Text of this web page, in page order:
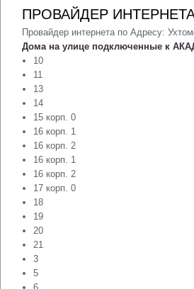
ПРОВАЙДЕР
Провайдер интернета по Адресу:
Дома на улице подключенные к
10
11
13
14
15 корп. 0
16 корп. 1
16 корп. 2
16 корп. 1
16 корп. 2
17 корп. 0
18
19
20
21
3
5